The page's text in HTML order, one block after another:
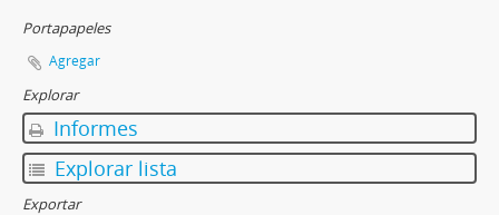
Portapapeles
Agregar
Explorar
Informes
Explorar lista
Exportar